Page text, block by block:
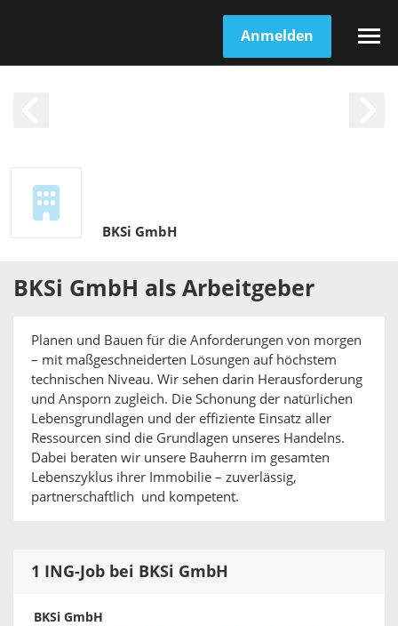
Anmelden
BKSi GmbH
BKSi GmbH als Arbeitgeber
Planen und Bauen für die Anforderungen von morgen
– mit maßgeschneiderten Lösungen auf höchstem
technischen Niveau. Wir sehen darin Herausforderung
und Ansporn zugleich. Die Schonung der natürlichen
Lebensgrundlagen und der effiziente Einsatz aller
Ressourcen sind die Grundlagen unseres Handelns.
Dabei beraten wir unsere Bauherrn im gesamten
Lebenszyklus ihrer Immobilie – zuverlässig,
partnerschaftlich und kompetent.
1 ING-Job bei BKSi GmbH
BKSi GmbH